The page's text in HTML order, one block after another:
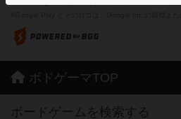
ボドゲーマTOP
ボードゲームを検索する